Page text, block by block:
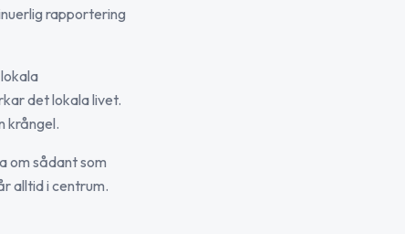
rapportering
det lokala livet.
krångel.
om sådant som
alltid i centrum.